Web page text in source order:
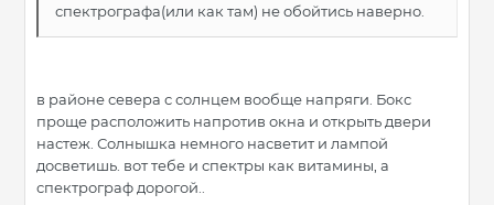
спектрографа(или как там) не обойтись наверно.
в районе севера с солнцем вообще напряги. Бокс
проще расположить напротив окна и открыть двери
настеж. Солнышка немного насветит и лампой
досветишь. вот тебе и спектры как витамины, а
спектрограф дорогой..